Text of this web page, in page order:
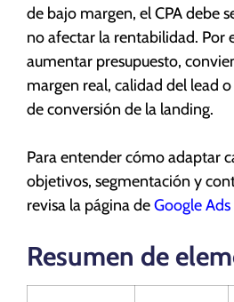
de bajo margen, el CPA debe
no afectar la rentabilidad. Por
aumentar presupuesto,
margen real, calidad del lead
de conversión de la landing.
Para entender cómo adaptar
objetivos, segmentación y
revisa la página deGoogle
Resumen de